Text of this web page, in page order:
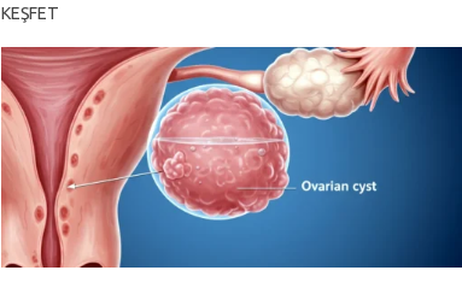
KEŞFET